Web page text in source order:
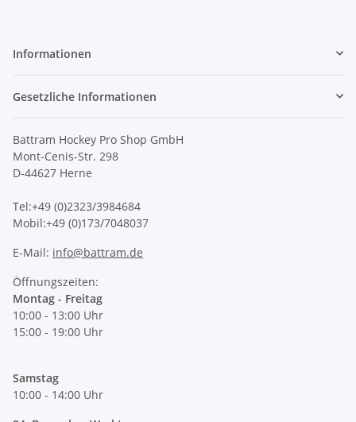
Informationen
Gesetzliche Informationen
Battram Hockey Pro Shop GmbH
Mont-Cenis-Str. 298
D-44627 Herne
Tel:+49 (0)2323/3984684
Mobil:+49 (0)173/7048037
E-Mail: info@battram.de
Öffnungszeiten:
Montag - Freitag
10:00 - 13:00 Uhr
15:00 - 19:00 Uhr
Samstag
10:00 - 14:00 Uhr